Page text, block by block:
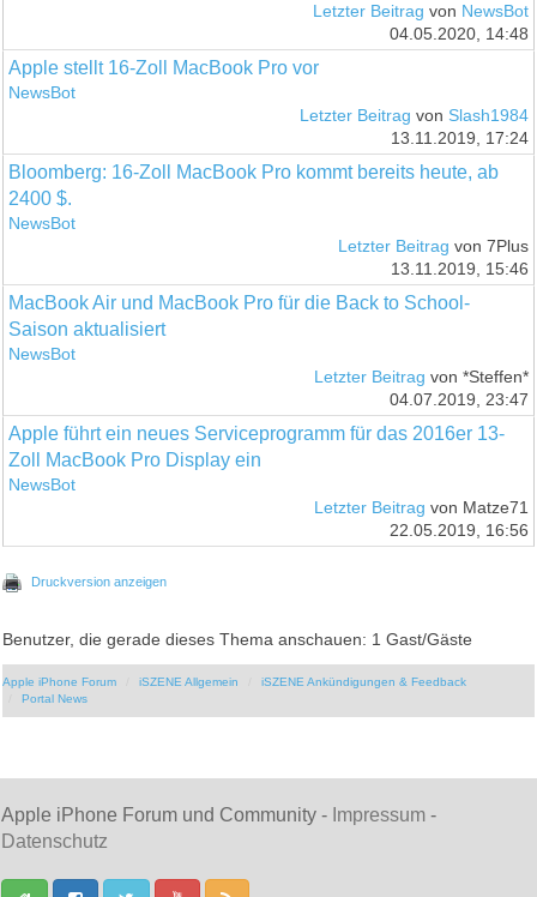
Letzter Beitrag von NewsBot
04.05.2020, 14:48
Apple stellt 16-Zoll MacBook Pro vor
NewsBot
Letzter Beitrag von Slash1984
13.11.2019, 17:24
Bloomberg: 16-Zoll MacBook Pro kommt bereits heute, ab
2400 $.
NewsBot
Letzter Beitrag von 7Plus
13.11.2019, 15:46
MacBook Air und MacBook Pro für die Back to School-
Saison aktualisiert
NewsBot
Letzter Beitrag von *Steffen*
04.07.2019, 23:47
Apple führt ein neues Serviceprogramm für das 2016er 13-
Zoll MacBook Pro Display ein
NewsBot
Letzter Beitrag von Matze71
22.05.2019, 16:56
Druckversion anzeigen
Benutzer, die gerade dieses Thema anschauen: 1 Gast/Gäste
Apple iPhone Forum iSZENE Allgemein
iSZENE Ankündigungen & Feedback
Portal News
Apple iPhone Forum und Community - Impressum -
Datenschutz